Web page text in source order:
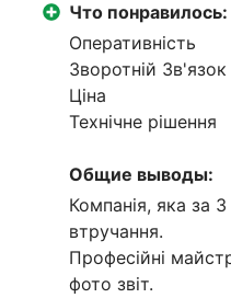
Что понравилось:
Оперативність
Зворотній Зв'язок
Ціна
Технічне рішення
Общие выводы:
Компанія, яка за
втручання.
Професійні
фото звіт.